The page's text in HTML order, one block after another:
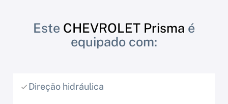
Este CHEVROLET Prisma é
equipado com:
Direção hidráulica